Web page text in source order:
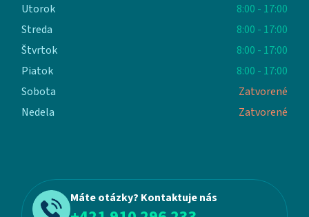
Utorok
8:00 - 17:00
Streda
8:00 - 17:00
Štvrtok
8:00 - 17:00
Piatok
8:00 - 17:00
Sobota
Zatvorené
Nedela
Zatvorené
Máte otázky? Kontaktuje nás